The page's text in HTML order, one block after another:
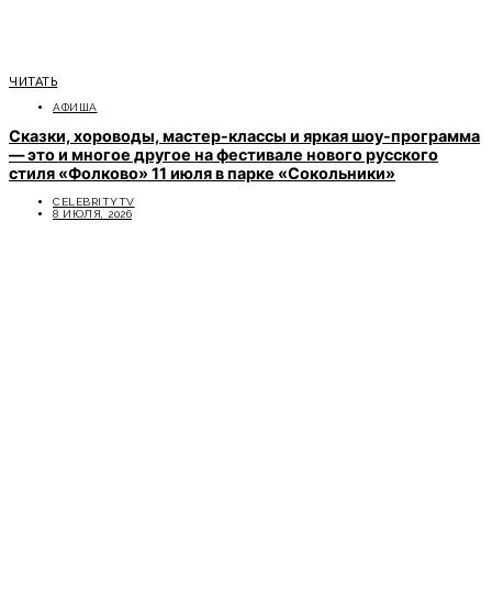
ЧИТАТЬ
АФИША
Сказки, хороводы, мастер-классы и яркая шоу-программа
— это и многое другое на фестивале нового русского
стиля «Фолково» 11 июля в парке «Сокольники»
CELEBRITYTV
8 ИЮЛЯ, 2026